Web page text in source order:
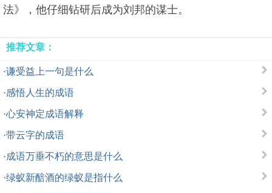
法》，他仔细钻研后成为刘邦的谋士。
推荐文章：
·谦受益上一句是什么
·感悟人生的成语
·心安神定成语解释
·带云字的成语
·成语万垂不朽的意思是什么
·绿蚁新醅酒的绿蚁是指什么